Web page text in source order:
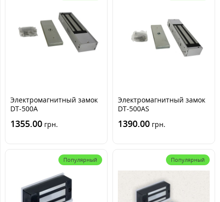
Электромагнитный замок
DT-500A
1355.00 грн.
Электромагнитный замок
DT-500AS
1390.00 грн.
Популярный Популярный